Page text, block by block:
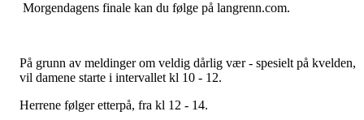
Morgendagens finale kan du følge på langrenn.com.
På grunn av meldinger om veldig dårlig vær - spesielt på kvelden,
vil damene starte i intervallet kl 10 - 12.
Herrene følger etterpå, fra kl 12 - 14.